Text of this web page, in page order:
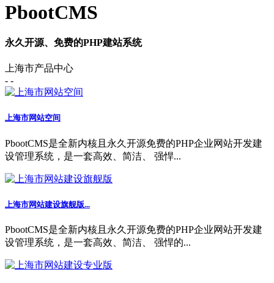
PbootCMS
永久开源、免费的PHP建站系统
上海市产品中心
- -
上海市网站空间
PbootCMS是全新内核且永久开源免费的PHP企业网站开发建
设管理系统，是一套高效、简洁、 强悍...
上海市网站建设旗舰版...
PbootCMS是全新内核且永久开源免费的PHP企业网站开发建
设管理系统，是一套高效、简洁、 强悍的...